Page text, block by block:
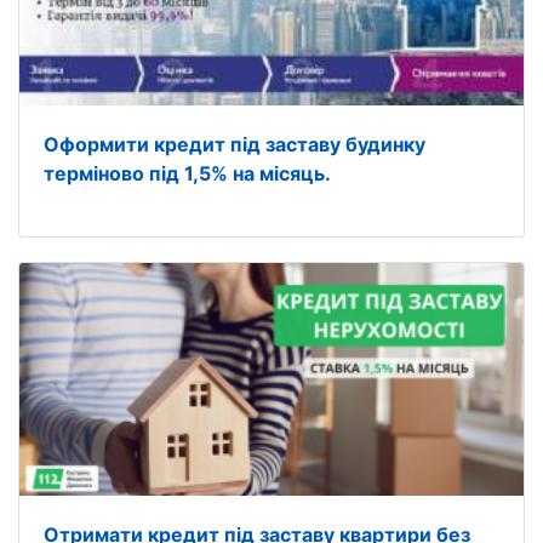
Оформити кредит під заставу будинку
терміново під 1,5% на місяць.
Отримати кредит під заставу квартири без